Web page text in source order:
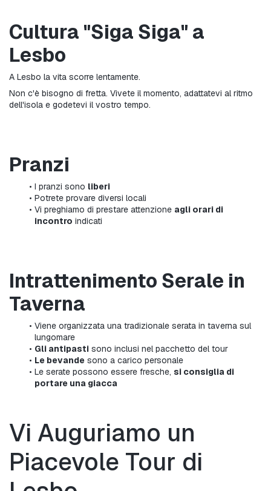
Cultura "Siga Siga" a
Lesbo
A Lesbo la vita scorre lentamente.
Non c'è bisogno di fretta. Vivete il momento, adattatevi al ritmo
dell'isola e godetevi il vostro tempo.
Pranzi
I pranzi sono liberi
Potrete provare diversi locali
Vi preghiamo di prestare attenzione agli orari di
incontro indicati
Intrattenimento Serale in
Taverna
Viene organizzata una tradizionale serata in taverna sul
lungomare
Gli antipasti sono inclusi nel pacchetto del tour
Le bevande sono a carico personale
Le serate possono essere fresche, si consiglia di
portare una giacca
Vi Auguriamo un
Piacevole Tour di